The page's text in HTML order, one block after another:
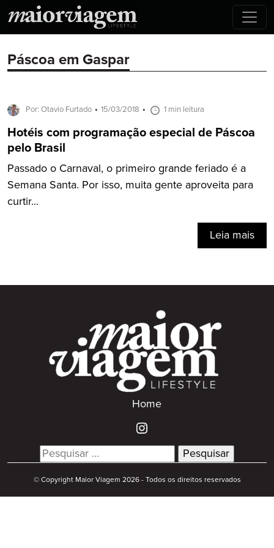
Páscoa em Gaspar
Por: Otavio Furtado 15/03/2018 1 min leitura
Hotéis com programação especial de Páscoa
pelo Brasil
Passado o Carnaval, o primeiro grande feriado é a
Semana Santa. Por isso, muita gente aproveita para
curtir...
Leia mais
Home
Search
for:
© Copyright Maior Viagem 2026 - Todos os direitos reservados